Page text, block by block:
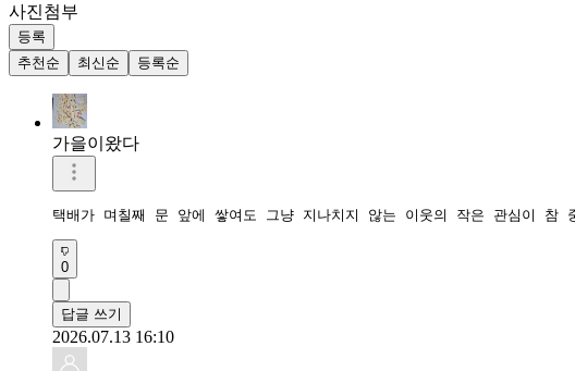
사진첨부
등록
추천순
최신순 등록순
가을이왔다
택배가 며칠째 문 앞에 쌓여도 그냥 지나치지 않는 이웃의 작은 관심이 참
0
답글 쓰기
2026.07.13 16:10